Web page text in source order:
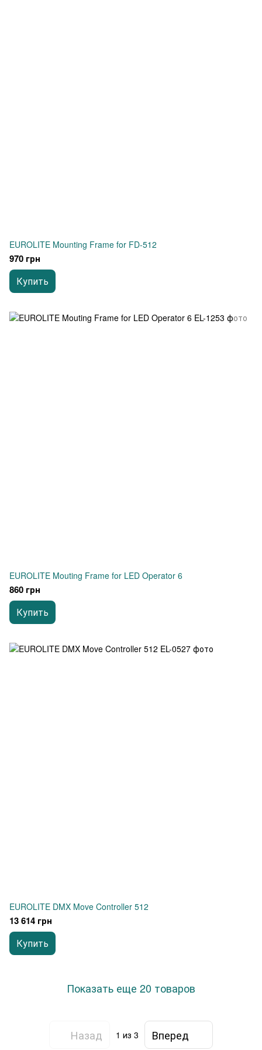
EUROLITE Mounting Frame for FD-512
970 грн
Купить
EUROLITE Mouting Frame for LED Operator 6
860 грн
Купить
EUROLITE DMX Move Controller 512
13 614 грн
Купить
Показать еще 20 товаров
Назад 1 из 3 Вперед